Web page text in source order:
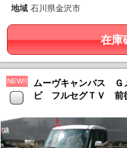
地域 石川県金沢市
在庫
NEW!!
ムーヴキャンバス
ビ フルセグＴＶ 前